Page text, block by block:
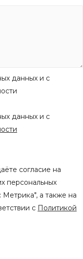
данных и с
данных и с
согласие на
персональных
а также на
с Политикой